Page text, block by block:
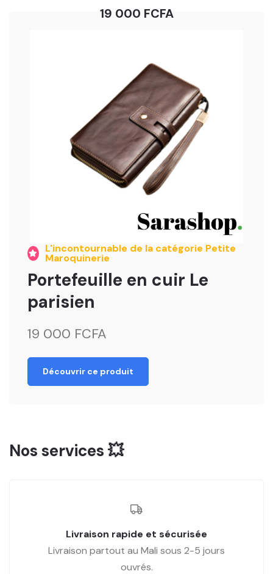
19 000 FCFA
L'incontournable de la catégorie Petite
Maroquinerie
Portefeuille en cuir Le
parisien
19 000 FCFA
Découvrir ce produit
Nos services 💥
Livraison rapide et sécurisée
Livraison partout au Mali sous 2-5 jours
ouvrés.